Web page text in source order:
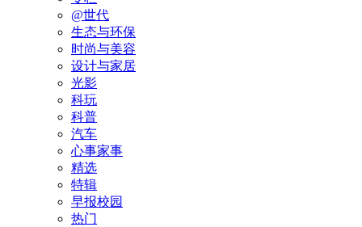
@世代
生态与环保
时尚与美容
设计与家居
光影
科玩
科普
汽车
心事家事
精选
特辑
早报校园
热门